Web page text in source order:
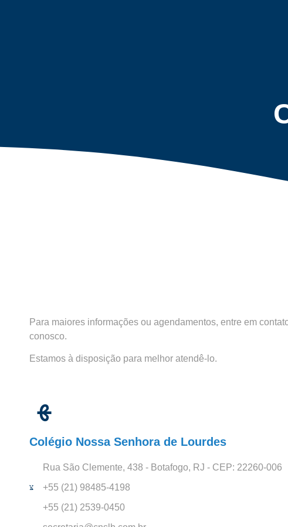
Para maiores informações ou agendamentos, entre em
conosco.
Estamos à disposição para melhor atendê-lo.
Colégio Nossa Senhora de Lourdes
Rua São Clemente, 438 - Botafogo, RJ - CEP: 22260-006
+55 (21) 98485-4198
+55 (21) 2539-0450